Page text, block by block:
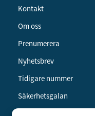
Kontakt
Om oss
Prenumerera
Nyhetsbrev
Tidigare nummer
Säkerhetsgalan